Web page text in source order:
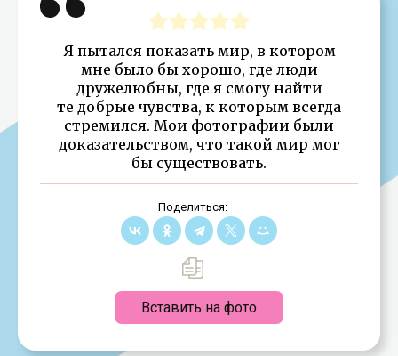
Я пытался показать мир, в котором
мне было бы хорошо, где люди
дружелюбны, где я смогу найти
те добрые чувства, к которым всегда
стремился. Мои фотографии были
доказательством, что такой мир мог
бы существовать.
Поделиться:
Вставить на фото